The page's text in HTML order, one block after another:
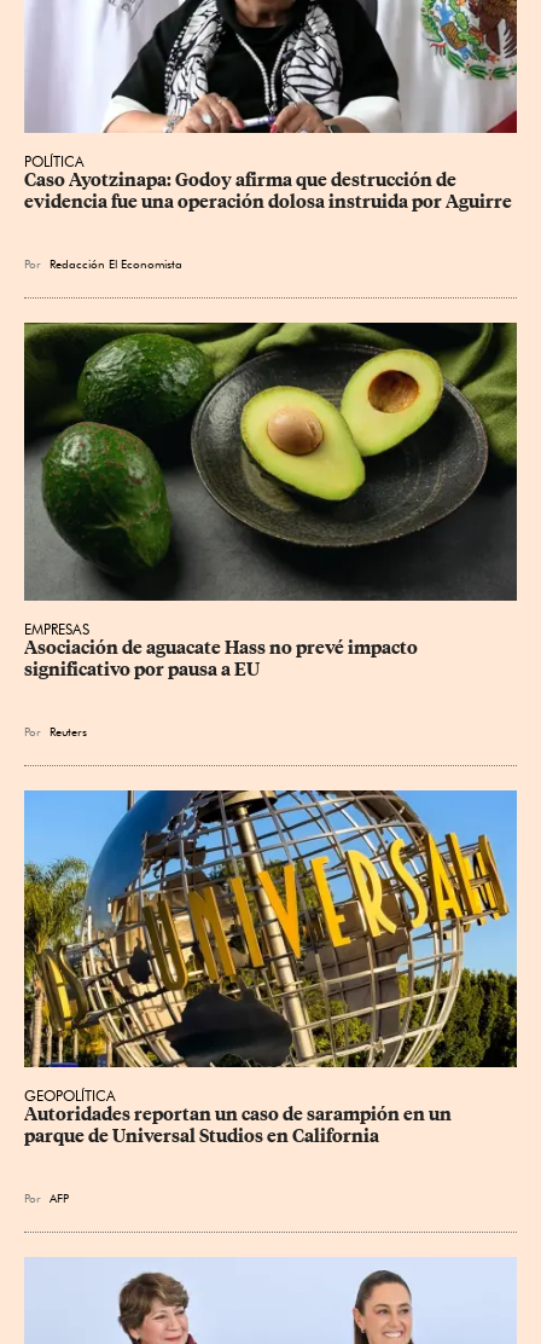
POLÍTICA
Caso Ayotzinapa: Godoy afirma que destrucción de
evidencia fue una operación dolosa instruida por Aguirre
Por Redacción El Economista
EMPRESAS
Asociación de aguacate Hass no prevé impacto
significativo por pausa a EU
Por Reuters
GEOPOLÍTICA
Autoridades reportan un caso de sarampión en un
parque de Universal Studios en California
Por AFP